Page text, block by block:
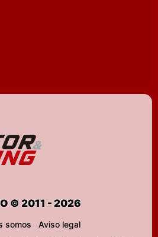
© 2011 - 2026
somos
Aviso legal